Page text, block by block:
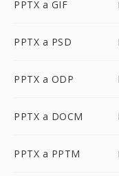
PPTX a GIF
PPTX a PSD
PPTX a ODP
PPTX a DOCM
PPTX a PPTM